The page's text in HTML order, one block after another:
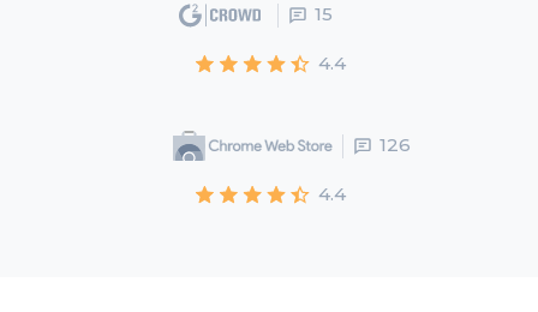
15
4.4
126
4.4